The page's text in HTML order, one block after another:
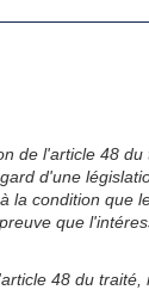
de l'article 48 du
d'une
la condition que
que
48 du traité,